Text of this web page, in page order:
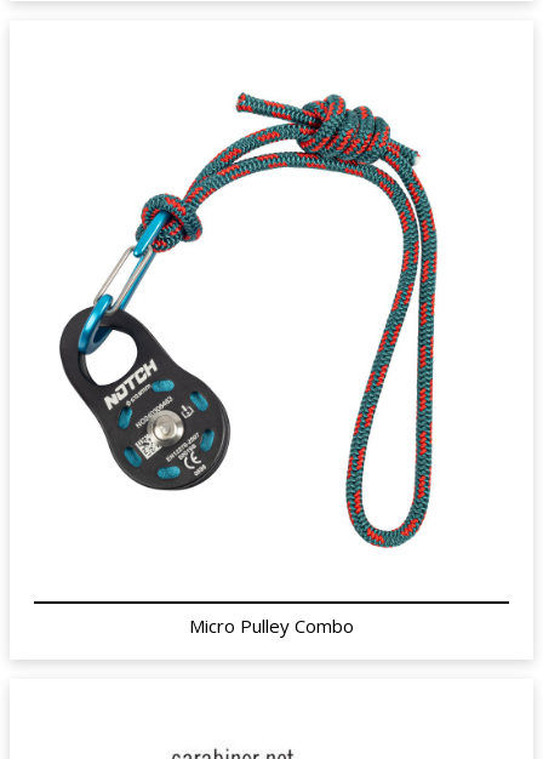
Micro Pulley Combo